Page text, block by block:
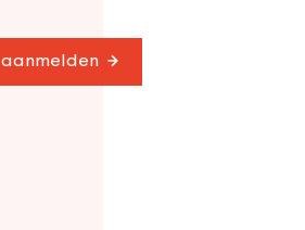
aanmelden